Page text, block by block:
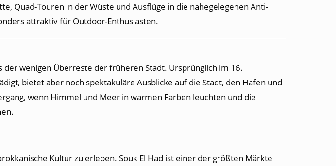
Quad-Touren in der Wüste und Ausflüge in die nahegelegenen Anti-
attraktiv für Outdoor-Enthusiasten.
der wenigen Überreste der früheren Stadt. Ursprünglich im 16.
bietet aber noch spektakuläre Ausblicke auf die Stadt, den Hafen und
wenn Himmel und Meer in warmen Farben leuchten und die
Kultur zu erleben. Souk El Had ist einer der größten Märkte